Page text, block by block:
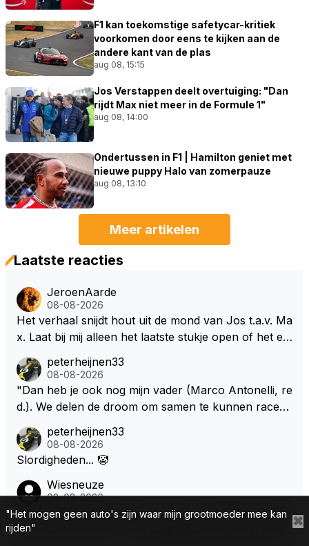
F1 kan toekomstige safetycar-kritiek
voorkomen door eens te kijken aan de
andere kant van de plas
aug 08, 15:15
Jos Verstappen deelt overtuiging: "Dan
rijdt Max niet meer in de Formule 1"
aug 08, 14:00
Ondertussen in F1 | Hamilton geniet met
nieuwe puppy Halo van zomerpauze
aug 08, 13:10
Meer artikelen
Laatste reacties
JeroenAarde
08-08-2026
Het verhaal snijdt hout uit de mond van Jos t.a.v. Ma
x. Laat bij mij alleen het laatste stukje open of het ee
elijkheid.
peterheijnen33
08-08-2026
"Dan heb je ook nog mijn vader (Marco Antonelli, re
d.). We delen de droom om samen te kunnen racen i
out die droom met Kimi en Marco én Max én Jos? ;)
peterheijnen33
08-08-2026
Slordigheden... 🤡
Wiesneuze
08-08-2026
De auto is snel in een rechte lijn en dat ligt dan uiter
aard aan de motor... Hoe simplistisch wil je het hebb
"Het mogen geen auto's zijn waar mijn grootmoeder mee kan
rijden"
✖